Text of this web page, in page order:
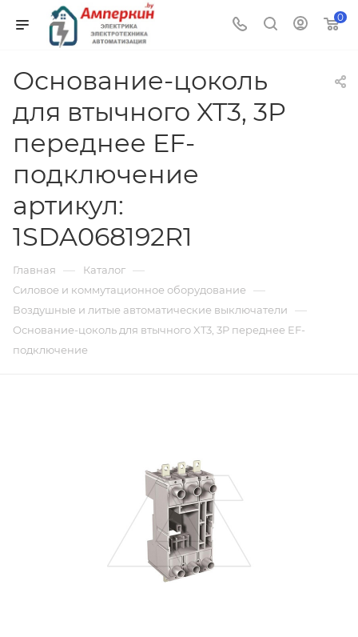
0
Основание-цоколь
для втычного XT3, 3P
переднее EF-
подключение
артикул:
1SDA068192R1
Главная — Каталог —
Силовое и коммутационное оборудование —
Воздушные и литые автоматические выключатели —
Основание-цоколь для втычного XT3, 3P переднее EF-
подключение